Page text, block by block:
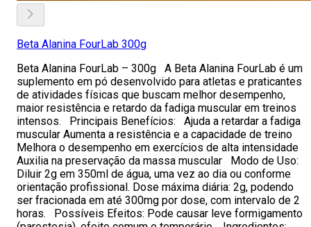
Beta Alanina FourLab 300g
Beta Alanina FourLab – 300g A Beta Alanina FourLab é um
suplemento em pó desenvolvido para atletas e praticantes
de atividades físicas que buscam melhor desempenho,
maior resistência e retardo da fadiga muscular em treinos
intensos. Principais Benefícios: Ajuda a retardar a fadiga
muscular Aumenta a resistência e a capacidade de treino
Melhora o desempenho em exercícios de alta intensidade
Auxilia na preservação da massa muscular Modo de Uso:
Diluir 2g em 350ml de água, uma vez ao dia ou conforme
orientação profissional. Dose máxima diária: 2g, podendo
ser fracionada em até 300mg por dose, com intervalo de 2
horas. Possíveis Efeitos: Pode causar leve formigamento